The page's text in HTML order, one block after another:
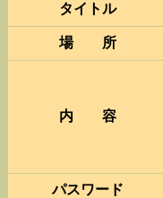
タイトル
場 所
内 容
パスワード